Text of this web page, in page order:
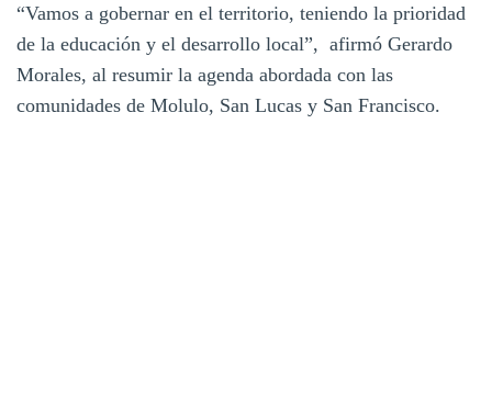
“Vamos a gobernar en el territorio, teniendo la prioridad
de la educación y el desarrollo local”, afirmó Gerardo
Morales, al resumir la agenda abordada con las
comunidades de Molulo, San Lucas y San Francisco.